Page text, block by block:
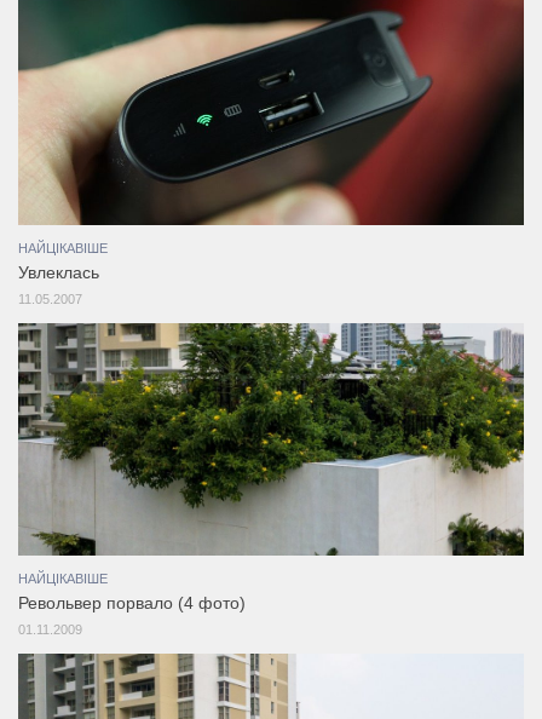
НАЙЦІКАВІШЕ
Увлеклась
11.05.2007
НАЙЦІКАВІШЕ
Револьвер порвало (4 фото)
01.11.2009